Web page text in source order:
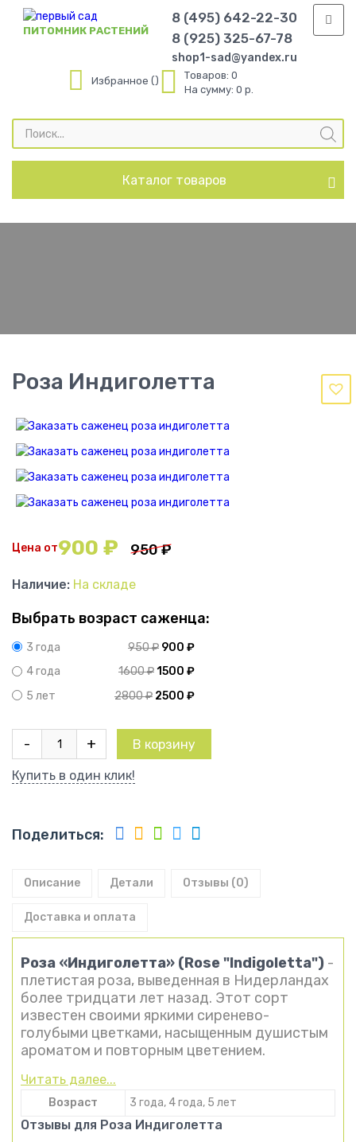
ПИТОМНИК РАСТЕНИЙ
8 (495) 642-22-30
8 (925) 325-67-78
shop1-sad@yandex.ru
Избранное Товаров: 0
На сумму: 0 р.
Поиск
товаров
Каталог товаров
Роза Индиголетта
Цена от 950₽
900 ₽
Наличие: На складе
Выбрать возраст саженца:
3 года 950₽ 900 ₽
4 года
1600₽1500 ₽
5 лет
2800₽ 2500 ₽
-
Количество
Роза
+ В корзину
Купить в один клик!
Поделиться:
Описание Детали Отзывы (0)
Доставка и оплата
Роза «Индиголетта» (Rose "Indigoletta") -
плетистая роза, выведенная в Нидерландах
более тридцати лет назад. Этот сорт
известен своими яркими сиренево-
голубыми цветками, насыщенным душистым
ароматом и повторным цветением.
Читать далее...
Возраст 3 года, 4 года, 5 лет
Отзывы для Роза Индиголетта